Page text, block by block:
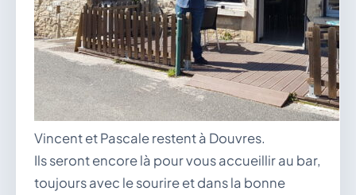
Vincent et Pascale restent à Douvres.
Ils seront encore là pour vous accueillir au bar,
toujours avec le sourire et dans la bonne